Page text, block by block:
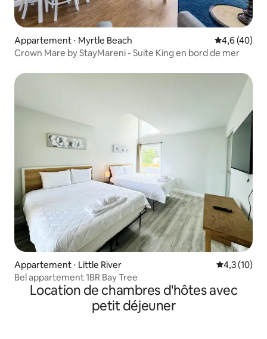
Appartement ⋅ Myrtle Beach Évaluation
4,6 (40)
Crown Mare by StayMareni - Suite King en bord de mer
Appartement ⋅ Little River Évaluation
4,3 (10)
Bel appartement 1BR Bay Tree
Location de chambres d'hôtes avec
petit déjeuner